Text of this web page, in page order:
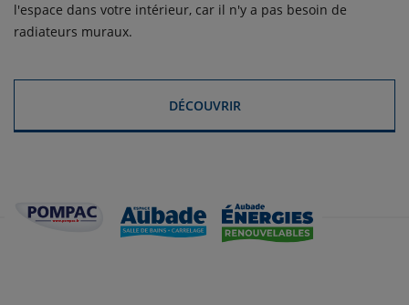
l'espace dans votre intérieur, car il n'y a pas besoin de
radiateurs muraux.
DÉCOUVRIR